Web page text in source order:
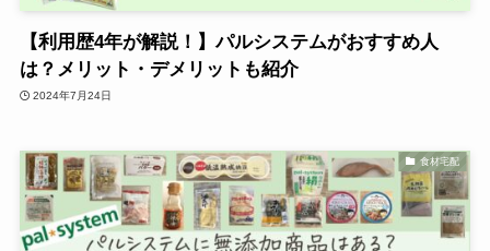
【利用歴4年が解説！】パルシステムがおすすめ人
は？メリット・デメリットも紹介
2024年7月24日
食材宅配